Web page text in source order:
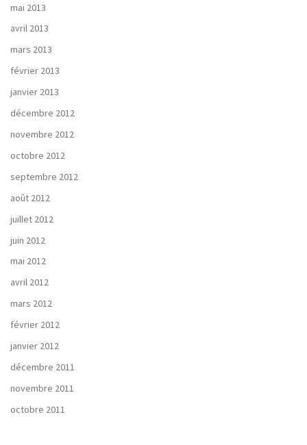
mai 2013
avril 2013
mars 2013
février 2013
janvier 2013
décembre 2012
novembre 2012
octobre 2012
septembre 2012
août 2012
juillet 2012
juin 2012
mai 2012
avril 2012
mars 2012
février 2012
janvier 2012
décembre 2011
novembre 2011
octobre 2011